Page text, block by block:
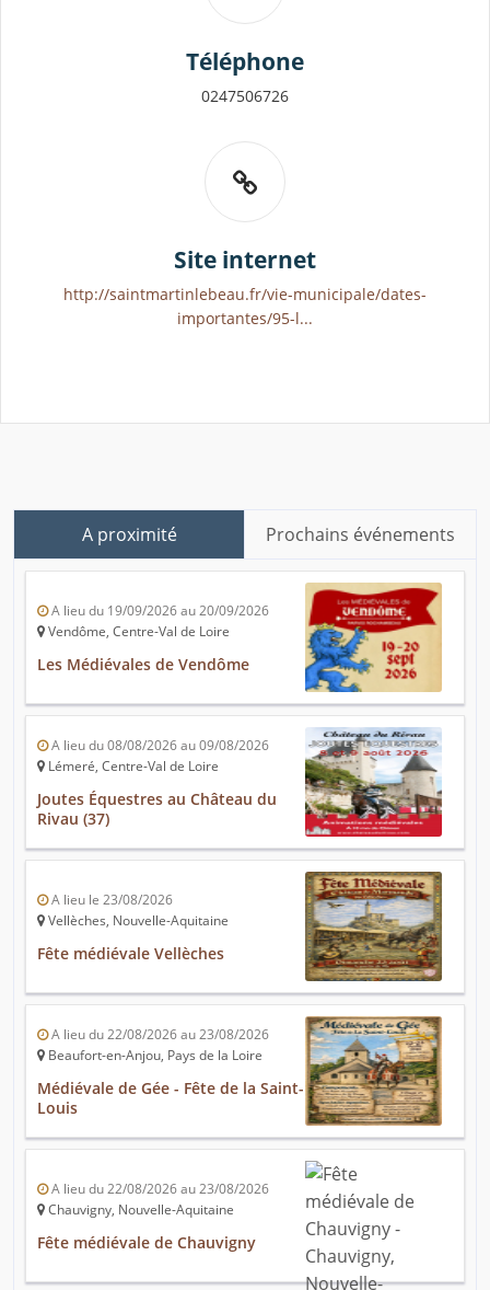
Téléphone
0247506726
Site internet
http://saintmartinlebeau.fr/vie-municipale/dates-
importantes/95-l...
A proximité Prochains événements
A lieu du 19/09/2026 au 20/09/2026
Vendôme, Centre-Val de Loire
Les Médiévales de Vendôme
A lieu du 08/08/2026 au 09/08/2026
Lémeré, Centre-Val de Loire
Joutes Équestres au Château du
Rivau (37)
A lieu le 23/08/2026
Vellèches, Nouvelle-Aquitaine
Fête médiévale Vellèches
A lieu du 22/08/2026 au 23/08/2026
Beaufort-en-Anjou, Pays de la Loire
Médiévale de Gée - Fête de la Saint-
Louis
A lieu du 22/08/2026 au 23/08/2026
Chauvigny, Nouvelle-Aquitaine
Fête médiévale de Chauvigny